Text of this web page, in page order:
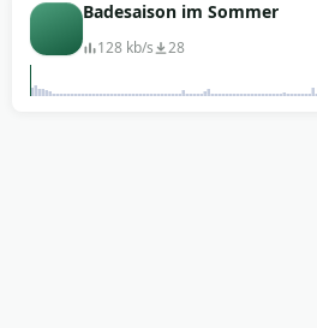
Badesaison im Sommer
128 kb/s 28